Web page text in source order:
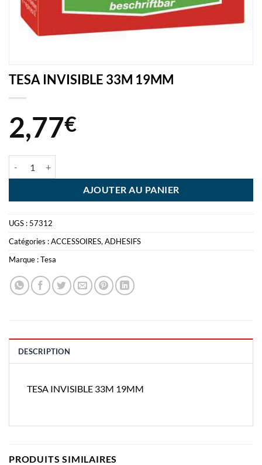
TESA INVISIBLE 33M 19MM
2,77€
AJOUTER AU PANIER
UGS : 57312
Catégories :ACCESSOIRES, ADHESIFS
Marque :Tesa
DESCRIPTION
TESA INVISIBLE 33M 19MM
PRODUITS SIMILAIRES